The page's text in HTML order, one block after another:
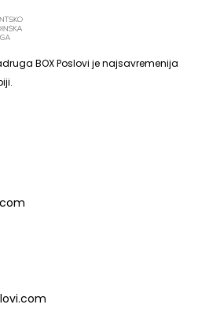
BOX Poslovi je najsavremenija